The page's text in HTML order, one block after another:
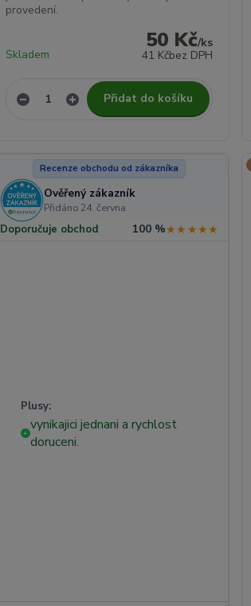
provedení.
50 Kč/ks
41 Kčbez DPH
Skladem
Přidat do košíku
Recenze obchodu od zákazníka
Ověřený zákazník
Přidáno 24. června
Doporučuje obchod 100 %★★★★★
Plusy:
+ vynikajici jednani a rychlost
doruceni.